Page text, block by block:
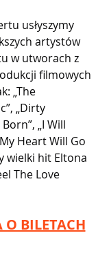
usłyszymy
artystów
w utworach z
filmowych
„The
„Dirty
„I Will
Heart Will Go
wielki hit Eltona
The Love
O BILETACH